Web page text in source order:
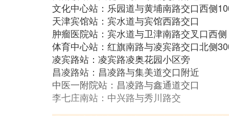
文化中心站：乐园道与黄埔南路交口西侧
天津宾馆站：宾水道与宾馆西路交口
肿瘤医院站：宾水道与卫津南路交叉口西侧
体育中心站：红旗南路与凌宾路交口北侧
凌宾路站：凌宾路凌奥花园小区旁
昌凌路站：昌凌路与集美道交口附近
中医一附院站：昌凌路与鑫通道交口
李七庄南站：中兴路与秀川路交